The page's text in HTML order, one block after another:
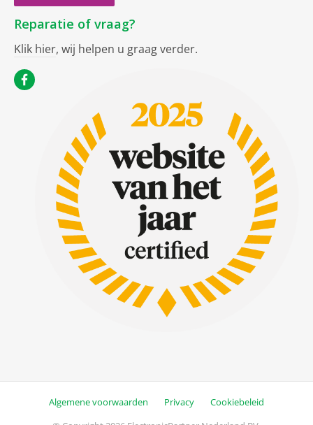
Reparatie of vraag?
Klik hier, wij helpen u graag verder.
Algemene voorwaarden Privacy
Cookiebeleid